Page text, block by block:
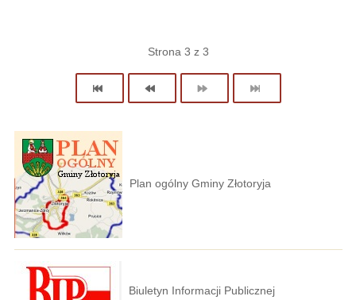
Strona 3 z 3
Plan ogólny Gminy Złotoryja
Biuletyn Informacji Publicznej